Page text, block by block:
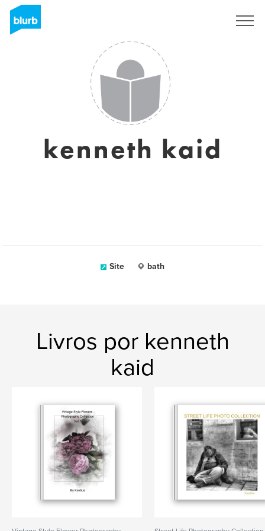
kenneth kaid
Site bath
Livros por kenneth
kaid